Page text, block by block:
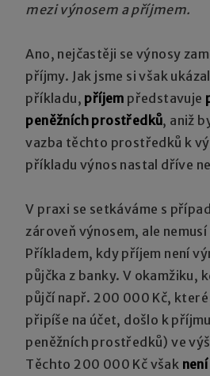
mezi výnosem a příjmem.
Ano, nejčastěji se výnosy
příjmy. Jak jsme si však
příkladu, příjem představuje
peněžních prostředků, aniž
vazba těchto prostředků k
příkladu výnos nastal dříve
V praxi se setkáváme s
zároveň výnosem, ale
Příkladem, kdy příjem není
půjčka z banky. V okamžiku,
půjčí např. 200 000 Kč,
připíše na účet, došlo k
peněžních prostředků) ve
Těchto 200 000 Kč však